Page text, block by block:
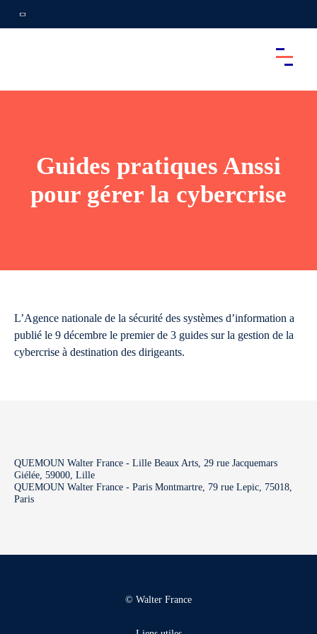
Guides pratiques Anssi
pour gérer la cybercrise
L’Agence nationale de la sécurité des systèmes d’information a
publié le 9 décembre le premier de 3 guides sur la gestion de la
cybercrise à destination des dirigeants.
QUEMOUN Walter France - Lille Beaux Arts, 29 rue Jacquemars
Giélée, 59000, Lille
QUEMOUN Walter France - Paris Montmartre, 79 rue Lepic, 75018,
Paris
© Walter France